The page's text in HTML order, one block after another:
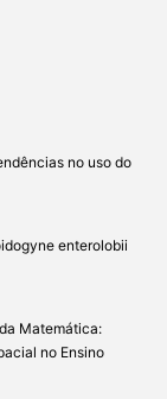
no uso do
enterolobii
Matemática:
no Ensino